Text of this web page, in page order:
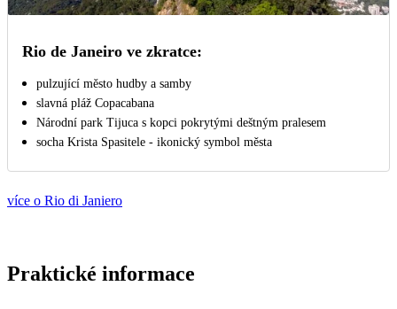
Rio de Janeiro ve zkratce:
pulzující město hudby a samby
slavná pláž Copacabana
Národní park Tijuca s kopci pokrytými deštným pralesem
socha Krista Spasitele - ikonický symbol města
více o Rio di Janiero
Praktické informace